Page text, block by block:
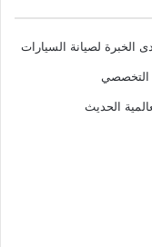
الخبرة لصيانة السيارات
التخصصي
الحديث